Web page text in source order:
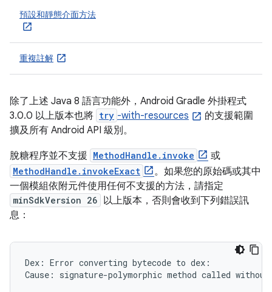
預設和靜態介面方法
重複註解
除了上述 Java 8 語言功能外，Android Gradle 外掛程式
3.0.0 以上版本也將 try -with-resources
的支援範圍
擴及所有 Android API 級別。
脫糖程序並不支援 MethodHandle.invoke 或
MethodHandle.invokeExact
。如果您的原始碼或其中
一個模組依附元件使用任何不支援的方法，請指定
minSdkVersion 26 以上版本，否則會收到下列錯誤訊
息：
Dex: Error converting bytecode to dex: